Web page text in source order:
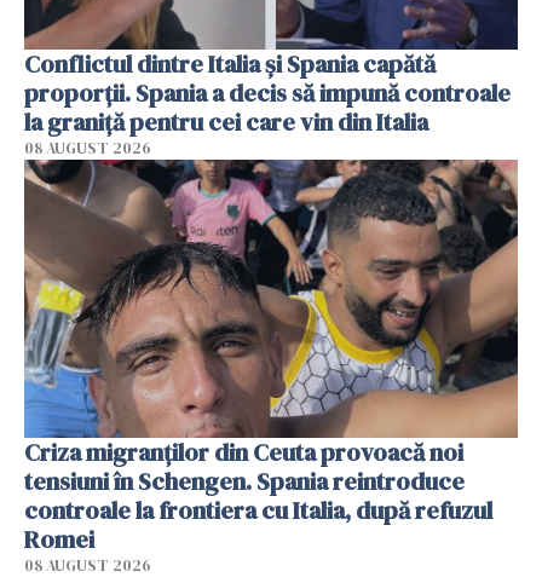
Conflictul dintre Italia și Spania capătă
proporții. Spania a decis să impună controale
la graniță pentru cei care vin din Italia
08 AUGUST 2026
Criza migranților din Ceuta provoacă noi
tensiuni în Schengen. Spania reintroduce
controale la frontiera cu Italia, după refuzul
Romei
08 AUGUST 2026